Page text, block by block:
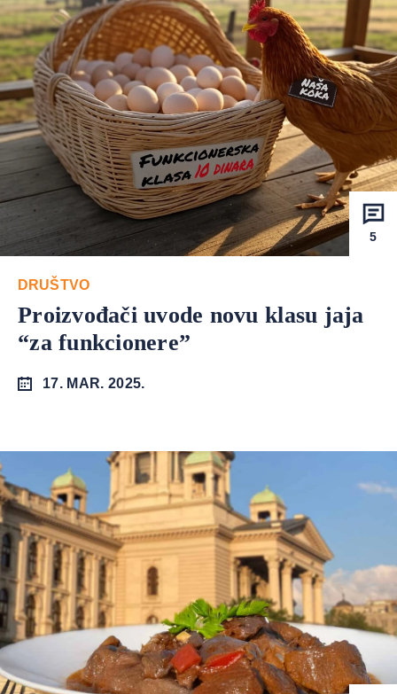
5
DRUŠTVO
Proizvođači uvode novu klasu jaja
“za funkcionere”
17. MAR. 2025.